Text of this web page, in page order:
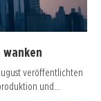
veröffentlichten
und…